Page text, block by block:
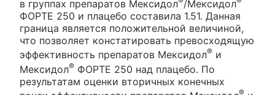
в группах препаратов Мексидол /Мексидол
ФОРТЕ 250 и плацебо составила 1.51. Данная
граница является положительной величиной,
что позволяет констатировать превосходящую
эффективность препаратов Мексидол® и
Мексидол® ФОРТЕ 250 над плацебо. По
результатам оценки вторичных конечных
®